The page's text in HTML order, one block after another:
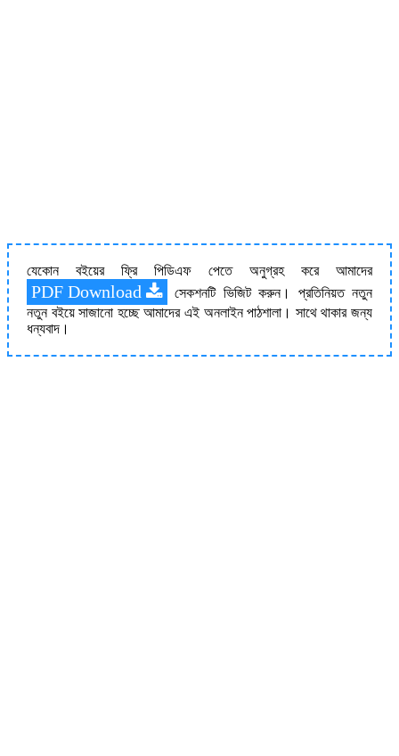
যেকোন বইয়ের ফ্রি পিডিএফ পেতে অনুগ্রহ করে আমাদের
PDF Download
সেকশনটি ভিজিট করুন। প্রতিনিয়ত নতুন
নতুন বইয়ে সাজানো হচ্ছে আমাদের এই অনলাইন পাঠশালা। সাথে থাকার জন্য
ধন্যবাদ।